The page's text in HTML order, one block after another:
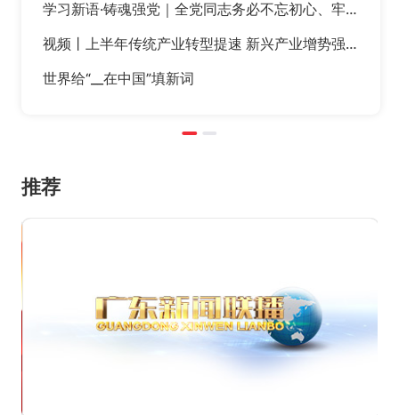
学习新语·铸魂强党｜全党同志务必不忘初心、牢记使命
视频丨上半年传统产业转型提速 新兴产业增势强劲
世界给“__在中国”填新词
推荐